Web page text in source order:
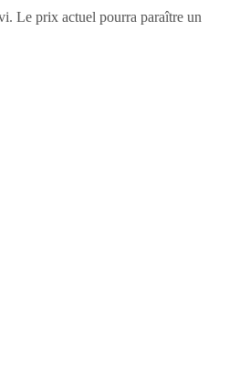
Le prix actuel pourra paraître un